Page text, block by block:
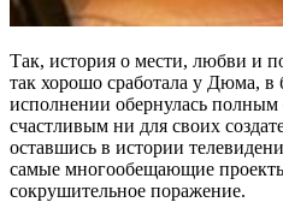
Так, история о мести, любви и
так хорошо сработала у Дюма, в
исполнении обернулась
счастливым ни для своих
оставшись в истории
самые многообещающие
сокрушительное поражение.